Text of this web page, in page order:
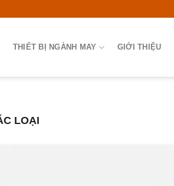
THIẾT BỊ NGÀNH MAY GIỚI THIỆU
LOẠI